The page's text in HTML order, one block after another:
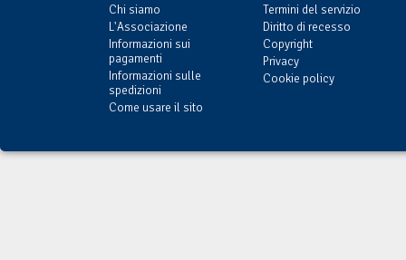
Chi siamo
L'Associazione
Informazioni sui
pagamenti
Informazioni sulle
spedizioni
Come usare il sito
Termini del servizio
Diritto di recesso
Copyright
Privacy
Cookie policy